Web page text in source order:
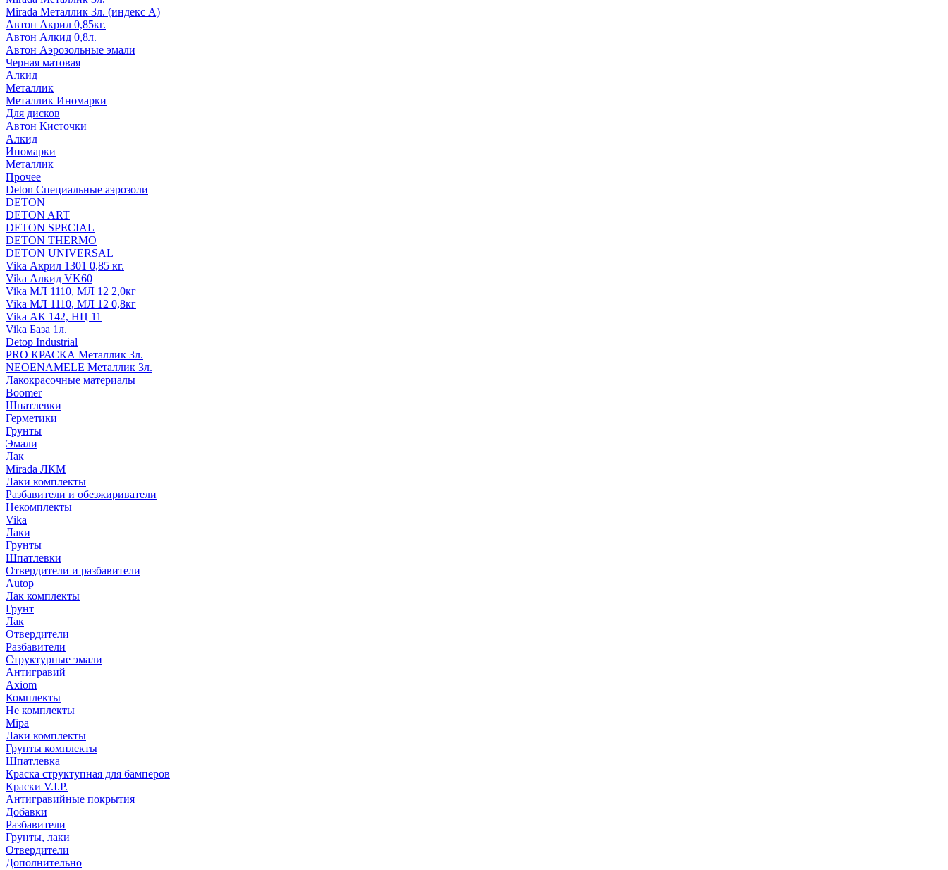
Mirada Металлик 3л. (индекс А)
Автон Акрил 0,85кг.
Автон Алкид 0,8л.
Автон Аэрозольные эмали
Черная матовая
Алкид
Металлик
Металлик Иномарки
Для дисков
Автон Кисточки
Алкид
Иномарки
Металлик
Прочее
Deton Специальные аэрозоли
DETON
DETON ART
DETON SPECIAL
DETON THERMO
DETON UNIVERSAL
Vika Акрил 1301 0,85 кг.
Vika Алкид VK60
Vika МЛ 1110, МЛ 12 2,0кг
Vika МЛ 1110, МЛ 12 0,8кг
Vika АК 142, НЦ 11
Vika База 1л.
Detop Industrial
PRO КРАСКА Металлик 3л.
NEOENAMELE Металлик 3л.
Лакокрасочные материалы
Boomer
Шпатлевки
Герметики
Грунты
Эмали
Лак
Mirada ЛКМ
Лаки комплекты
Разбавители и обезжириватели
Некомплекты
Vika
Лаки
Грунты
Шпатлевки
Отвердители и разбавители
Autop
Лак комплекты
Грунт
Лак
Отвердители
Разбавители
Структурные эмали
Антигравий
Axiom
Комплекты
Не комплекты
Mipa
Лаки комплекты
Грунты комплекты
Шпатлевка
Краска структупная для бамперов
Краски V.I.P.
Антигравийные покрытия
Добавки
Разбавители
Грунты, лаки
Отвердители
Дополнительно